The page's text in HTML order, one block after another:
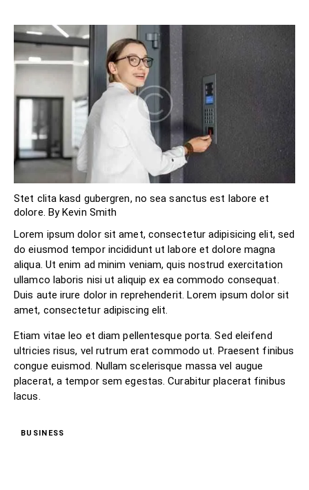
Stet clita kasd gubergren, no sea sanctus est labore et
dolore. ByKevin Smith
Lorem ipsum dolor sit amet, consectetur adipisicing elit, sed
do eiusmod tempor incididunt ut labore et dolore magna
aliqua. Ut enim ad minim veniam, quis nostrud exercitation
ullamco laboris nisi ut aliquip ex ea commodo consequat.
Duis aute irure dolor in reprehenderit. Lorem ipsum dolor sit
amet, consectetur adipiscing elit.
Etiam vitae leo et diam pellentesque porta. Sed eleifend
ultricies risus, vel rutrum erat commodo ut. Praesent finibus
congue euismod. Nullam scelerisque massa vel augue
placerat, a tempor sem egestas. Curabitur placerat finibus
lacus.
BUSINESS